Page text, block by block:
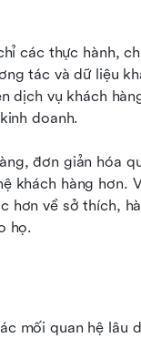
các thực hành,
tác và dữ liệu
dịch vụ khách
doanh.
đơn giản hóa
khách hàng hơn.
hơn về sở thích,
họ.
mối quan hệ lâu